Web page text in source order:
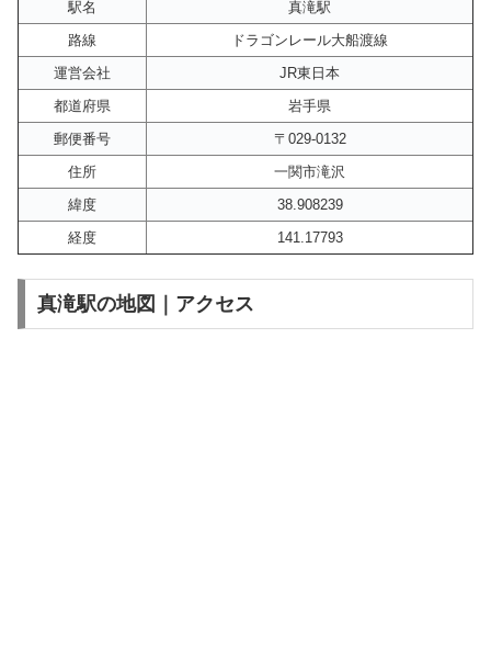
駅名
真滝駅
路線
ドラゴンレール大船渡線
運営会社
JR東日本
都道府県
岩手県
郵便番号
〒029-0132
住所
一関市滝沢
緯度
38.908239
経度
141.17793
真滝駅の地図｜アクセス